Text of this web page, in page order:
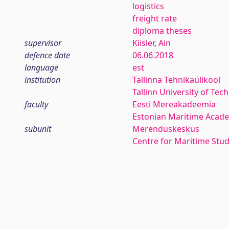
logistics
freight rate
diploma theses
supervisor
Kiisler, Ain
defence date
06.06.2018
language
est
institution
Tallinna Tehnikaülikool
Tallinn University of
faculty
Eesti Mereakadeemia
Estonian Maritime
subunit
Merenduskeskus
Centre for Maritime